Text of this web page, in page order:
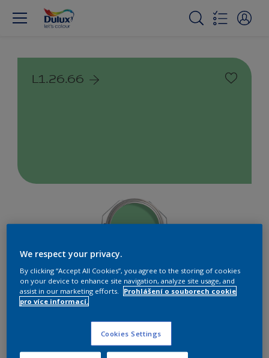
L1.26.66
Najít výrobek v tomto odstínu
We respect your privacy.
By clicking “Accept All Cookies”, you agree to the storing of cookies
on your device to enhance site navigation, analyze site usage, and
assist in our marketing efforts.
Prohlášení o souborech cookie
pro více informací.
Cookies Settings